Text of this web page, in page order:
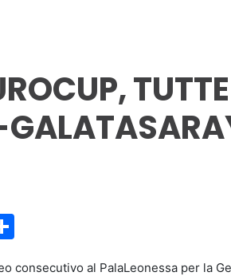
consecutivo al PalaLeonessa per la